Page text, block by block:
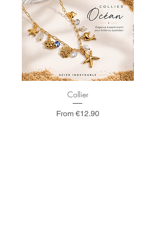
Collier
From €12.90
Sale Price